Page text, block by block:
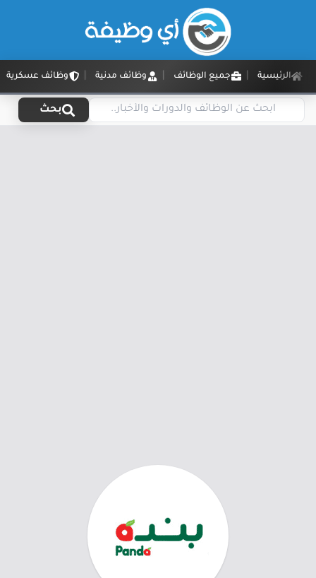
الرئيسية جميع الوظائف وظائف مدنية وظائف عسكرية
بحث